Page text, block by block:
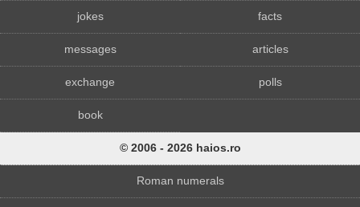
jokes facts
messages articles
exchange polls
book
© 2006 - 2026 haios.ro
Roman numerals